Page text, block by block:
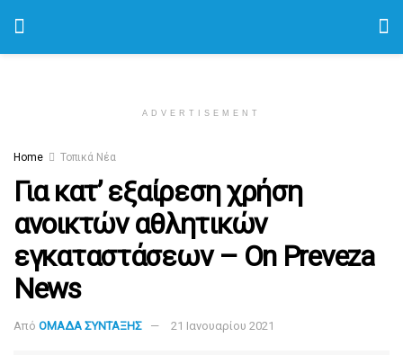
ADVERTISEMENT
Home Τοπικά Νέα
Για κατ’ εξαίρεση χρήση
ανοικτών αθλητικών
εγκαταστάσεων – On Preveza
News
Από ΟΜΑΔΑ ΣΥΝΤΑΞΗΣ 21 Ιανουαρίου 2021